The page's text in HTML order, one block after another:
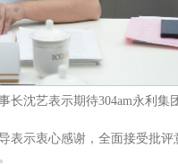
沈艺表示期待​304am永利
示衷心感谢，全面接受批